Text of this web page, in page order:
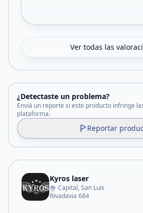
Ver todas las
¿Detectaste un problema?
Enviá un reporte si este producto infringe
plataforma.
Reportar
Kyros laser
Capital, San Luis
Rivadavia 684